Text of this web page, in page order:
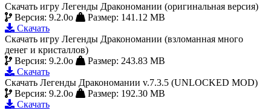
Скачать игру Легенды Дракономании (оригинальная версия)
Версия: 9.2.0o
Размер: 141.12 MB
Скачать
Скачать игру Легенды Дракономании (взломанная много
денег и кристаллов)
Версия: 9.2.0o
Размер: 243.83 MB
Скачать
Скачать Легенды Дракономании v.7.3.5 (UNLOCKED MOD)
Версия: 9.2.0o
Размер: 192.30 MB
Скачать